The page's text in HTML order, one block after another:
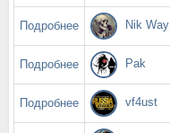
Подробнее Nik Way
Подробнее Pak
Подробнее vf4ust